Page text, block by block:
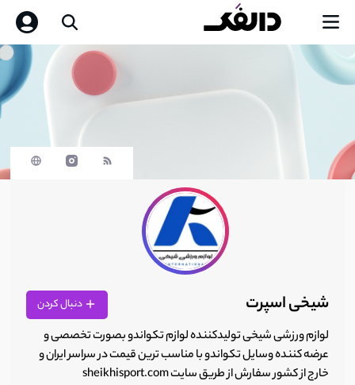
شیخی اسپرت دنبال کردن
لوازم ورزشی شیخی تولیدکننده لوازم تکواندو بصورت تخصصی و
عرضه کننده وسایل تکواندو با مناسب ترین قیمت در سراسر ایران و
خارج از کشور سفارش از طریق سایت sheikhisport.com